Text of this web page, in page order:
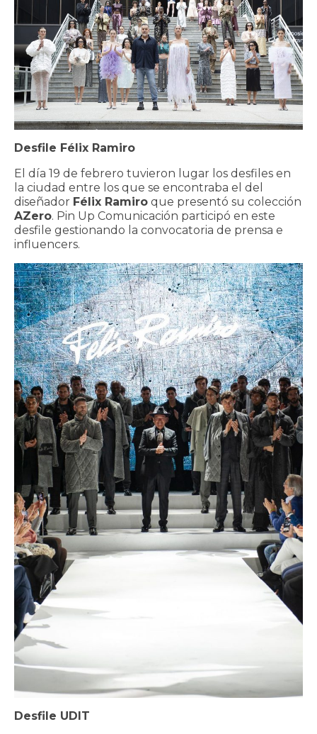
Desfile Félix Ramiro
El día 19 de febrero tuvieron lugar los desfiles en
la ciudad entre los que se encontraba el del
diseñador Félix Ramiro que presentó su colección
AZero. Pin Up Comunicación participó en este
desfile gestionando la convocatoria de prensa e
influencers.
Desfile UDIT